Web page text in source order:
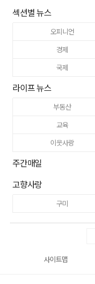
섹션별 뉴스
오피니언
경제
국제
라이프 뉴스
부동산
교육
이웃사랑
주간매일
고향사랑
구미
사이트맵